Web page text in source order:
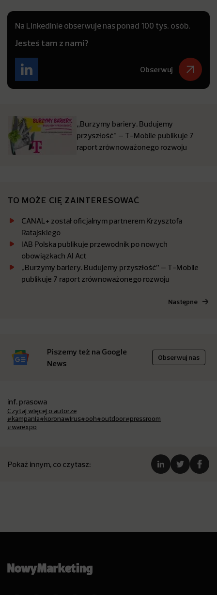
Na LinkedInie obserwuje nas ponad 100 tys. osób.
Jesteś tam z nami?
Obserwuj
„Burzymy bariery. Budujemy
przyszłość” – T-Mobile publikuje 7
raport zrównoważonego rozwoju
TO MOŻE CIĘ ZAINTERESOWAĆ
CANAL+ został oficjalnym partnerem Krzysztofa
Ratajskiego
IAB Polska publikuje przewodnik po nowych
obowiązkach AI Act
„Burzymy bariery. Budujemy przyszłość” – T-Mobile
publikuje 7 raport zrównoważonego rozwoju
Następne
Piszemy też na Google
News
Obserwuj nas
inf. prasowa
Czytaj więcej o autorze
#kampania#koronawirus#ooh#outdoor#pressroom
#warexpo
Pokaż innym, co czytasz: